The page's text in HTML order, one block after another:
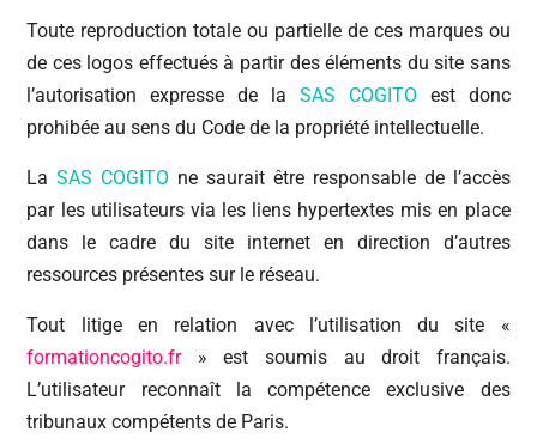
Toute reproduction totale ou partielle de ces marques ou
de ces logos effectués à partir des éléments du site sans
l’autorisation expresse de la SAS COGITO est donc
prohibée au sens du Code de la propriété intellectuelle.
LaSAS COGITO ne saurait être responsable de l’accès
par les utilisateurs via les liens hypertextes mis en place
dans le cadre du site internet en direction d’autres
ressources présentes sur le réseau.
Tout litige en relation avec l’utilisation du site «
formationcogito.fr» est soumis au droit français.
L’utilisateur reconnaît la compétence exclusive des
tribunaux compétents de Paris.